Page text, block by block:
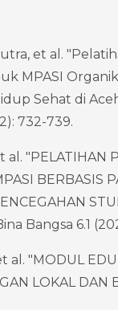
et al.
MPASI
Sehat di
732-739.
al. "PELATIHAN
BERBASIS
Bangsa 6.1
al. "MODUL
LOKAL DAN